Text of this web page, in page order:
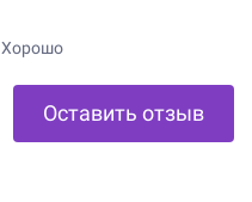
Хорошо
Оставить отзыв